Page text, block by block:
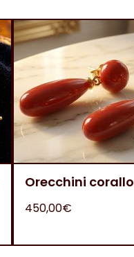
Orecchini corallo
450,00€